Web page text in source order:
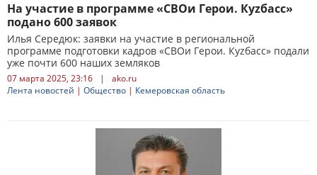
На участие в программе «СВОи Герои. Куzбасс»
подано 600 заявок
Илья Середюк: заявки на участие в региональной
программе подготовки кадров «СВОи Герои. Куzбасс» подали
уже почти 600 наших земляков
07 марта 2025, 23:16 |
ako.ru
Лента новостей | Общество | Кемеровская область